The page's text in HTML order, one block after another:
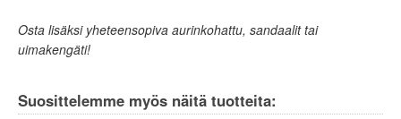
Osta lisäksi yheteensopiva aurinkohattu, sandaalit tai
uimakengäti!
Suosittelemme myös näitä tuotteita: